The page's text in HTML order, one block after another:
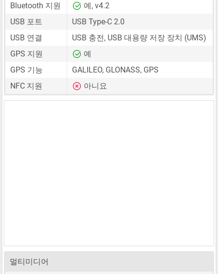
Bluetooth 지원
예, v4.2
USB 포트
USB Type-C 2.0
USB 연결
USB 충전, USB 대용량 저장 장치 (UMS)
GPS 지원
예
GPS 기능
GALILEO, GLONASS, GPS
NFC 지원
아니요
멀티미디어